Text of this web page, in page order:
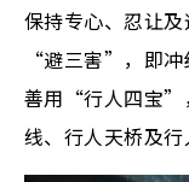
保持专心、忍让
“避三害”，即冲
善用“行人四宝”
线、行人天桥及行